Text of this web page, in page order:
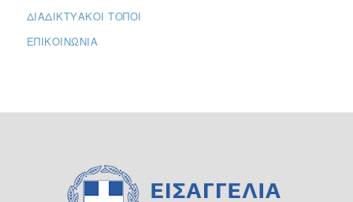
ΔΙΑΔΙΚΤΥΑΚΟΊ ΤΌΠΟΙ
ΕΠΙΚΟΙΝΩΝΊΑ